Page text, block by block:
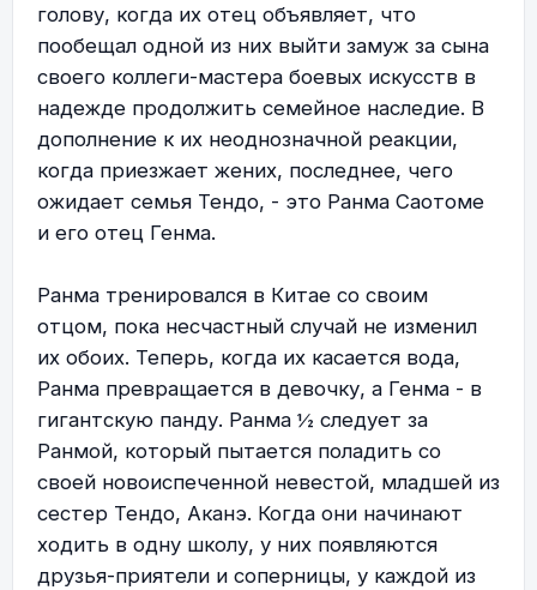
голову, когда их отец объявляет, что
пообещал одной из них выйти замуж за сына
своего коллеги-мастера боевых искусств в
надежде продолжить семейное наследие. В
дополнение к их неоднозначной реакции,
когда приезжает жених, последнее, чего
ожидает семья Тендо, - это Ранма Саотоме
и его отец Генма.
Ранма тренировался в Китае со своим
отцом, пока несчастный случай не изменил
их обоих. Теперь, когда их касается вода,
Ранма превращается в девочку, а Генма - в
гигантскую панду. Ранма ½ следует за
Ранмой, который пытается поладить со
своей новоиспеченной невестой, младшей из
сестер Тендо, Аканэ. Когда они начинают
ходить в одну школу, у них появляются
друзья-приятели и соперницы, у каждой из